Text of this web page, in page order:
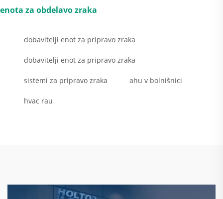
enota za obdelavo zraka
dobavitelji enot za pripravo zraka
dobavitelji enot za pripravo zraka
sistemi za pripravo zraka ahu v bolnišnici
hvac rau